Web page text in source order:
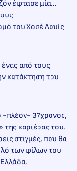
έφτασε μία…
του Χοσέ Λουίς
ένας από τους
κατάκτηση του
-πλέον- 37χρονος,
της καριέρας του.
στιγμές, που θα
των φίλων του